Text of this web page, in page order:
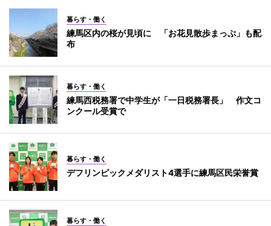
暮らす・働く
練馬区内の桜が見頃に 「お花見散歩まっぷ」も配
布
暮らす・働く
練馬西税務署で中学生が「一日税務署長」 作文コ
ンクール受賞で
暮らす・働く
デフリンピックメダリスト4選手に練馬区民栄誉賞
暮らす・働く